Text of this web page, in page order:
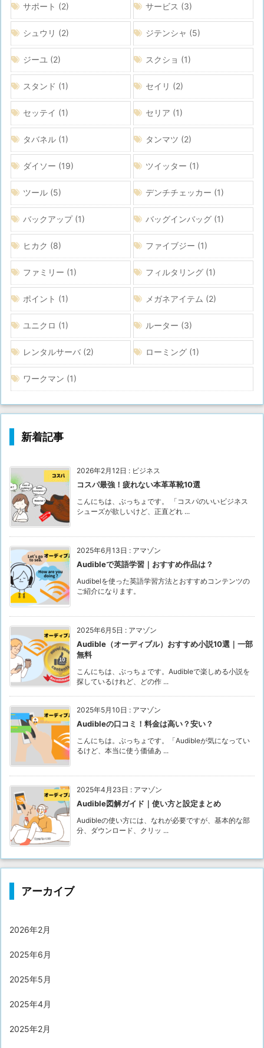
サポート (2) サービス (3)
シュウリ (2) ジテンシャ (5)
ジーユ (2) スクショ (1)
スタンド (1) セイリ (2)
セッテイ (1) セリア (1)
タバネル (1) タンマツ (2)
ダイソー (19) ツイッター (1)
ツール (5) デンチチェッカー (1)
バックアップ(1) バッグインバッグ (1)
ヒカク (8) ファイブジー (1)
ファミリー (1) フィルタリング (1)
ポイント (1) メガネアイテム (2)
ユニクロ (1) ルーター (3)
レンタルサーバ (2) ローミング (1)
ワークマン (1)
新着記事
2026年2月12日 : ビジネス
コスパ最強！疲れない本革革靴10選
こんにちは、ぶっちょです。 「コスパのいいビジネス
シューズが欲しいけど、正直どれ ...
2025年6月13日 : アマゾン
Audibleで英語学習｜おすすめ作品は？
Audibelを使った英語学習方法とおすすめコンテンツの
ご紹介になります。
2025年6月5日 : アマゾン
Audible（オーディブル）おすすめ小説10選｜一部
無料
こんにちは、ぶっちょです。Audibleで楽しめる小説を
探しているけれど、どの作 ...
2025年5月10日 : アマゾン
Audibleの口コミ！料金は高い？安い？
こんにちは。ぶっちょです。「Audibleが気になってい
るけど、本当に使う価値あ ...
2025年4月23日 : アマゾン
Audible図解ガイド｜使い方と設定まとめ
Audibleの使い方には、なれが必要ですが、基本的な部
分、ダウンロード、クリッ ...
アーカイブ
2026年2月
2025年6月
2025年5月
2025年4月
2025年2月